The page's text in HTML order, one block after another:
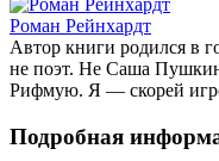
Роман Рейнхардт
Автор книги родился в
не поэт. Не Саша
Рифмую. Я — скорей
Подробная